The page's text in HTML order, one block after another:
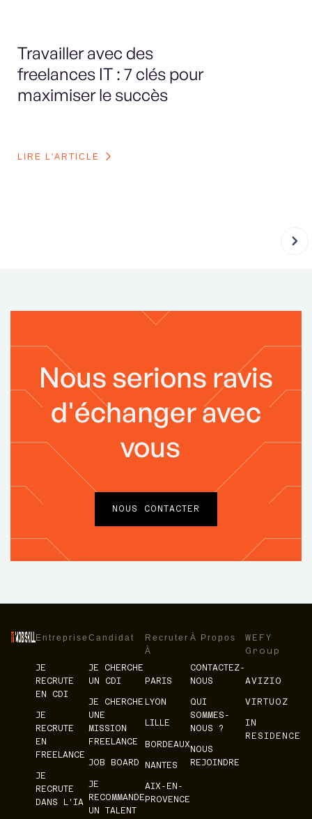
Travailler avec des
freelances IT : 7 clés pour
maximiser le succès
LIRE L'ARTICLE
Nous serions ravis
d'échanger avec
vous
NOUS CONTACTER
Entreprise
JE
RECRUTE
EN CDI
JE
RECRUTE
EN
FREELANCE
JE
RECRUTE
DANS L'IA
Candidat
JE CHERCHE
UN CDI
JE CHERCHE
UNE
MISSION
FREELANCE
JOB BOARD
JE
RECOMMANDE
UN TALENT
Recruter
À
PARIS
LYON
LILLE
BORDEAUX
NANTES
AIX-EN-
PROVENCE
À Propos
CONTACTEZ-
NOUS
QUI
SOMMES-
NOUS ?
NOUS
REJOINDRE
WEFY
Group
AVIZIO
VIRTUOZ
IN
RESIDENCE